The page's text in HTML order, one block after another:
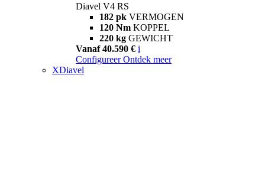
Diavel V4 RS
182 pk VERMOGEN
120 Nm KOPPEL
220 kg GEWICHT
Vanaf 40.590 € i
Configureer Ontdek meer
XDiavel